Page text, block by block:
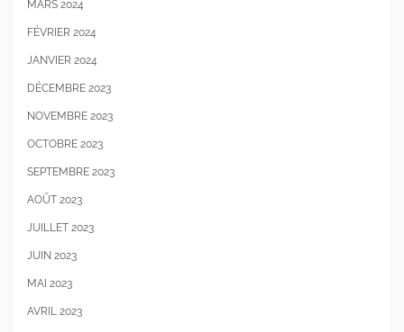
MARS 2024
FÉVRIER 2024
JANVIER 2024
DÉCEMBRE 2023
NOVEMBRE 2023
OCTOBRE 2023
SEPTEMBRE 2023
AOÛT 2023
JUILLET 2023
JUIN 2023
MAI 2023
AVRIL 2023